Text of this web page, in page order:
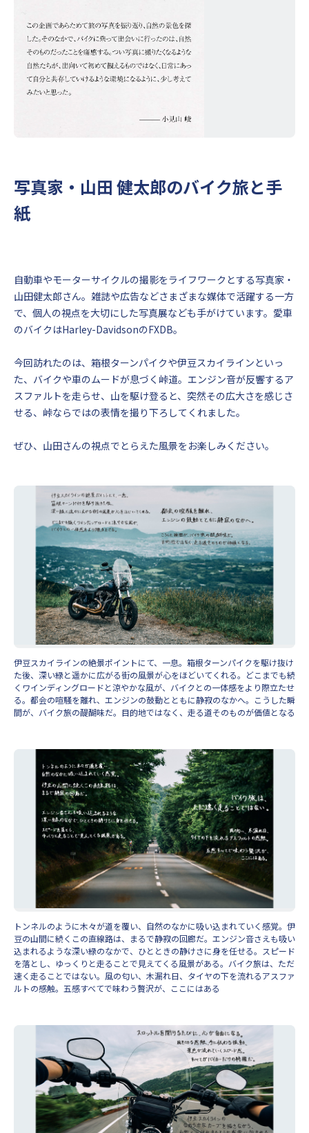
写真家・山田 健太郎のバイク旅と手
紙
自動車やモーターサイクルの撮影をライフワークとする写真家・
山田健太郎さん。雑誌や広告などさまざまな媒体で活躍する一方
で、個人の視点を大切にした写真展なども手がけています。愛車
のバイクはHarley-DavidsonのFXDB。
今回訪れたのは、箱根ターンパイクや伊豆スカイラインといっ
た、バイクや車のムードが息づく峠道。エンジン音が反響するア
スファルトを走らせ、山を駆け登ると、突然その広大さを感じさ
せる、峠ならではの表情を撮り下ろしてくれました。
ぜひ、山田さんの視点でとらえた風景をお楽しみください。
伊豆スカイラインの絶景ポイントにて、一息。箱根ターンパイクを駆け抜け
た後、深い緑と遥かに広がる街の風景が心をほどいてくれる。どこまでも続
くワインディングロードと涼やかな風が、バイクとの一体感をより際立たせ
る。都会の喧騒を離れ、エンジンの鼓動とともに静寂のなかへ。こうした瞬
間が、バイク旅の醍醐味だ。目的地ではなく、走る道そのものが価値となる
トンネルのように木々が道を覆い、自然のなかに吸い込まれていく感覚。伊
豆の山間に続くこの直線路は、まるで静寂の回廊だ。エンジン音さえも吸い
込まれるような深い緑のなかで、ひとときの静けさに身を任せる。スピード
を落とし、ゆっくりと走ることで見えてくる風景がある。バイク旅は、ただ
速く走ることではない。風の匂い、木漏れ日、タイヤの下を流れるアスファ
ルトの感触。五感すべてで味わう贅沢が、ここにはある